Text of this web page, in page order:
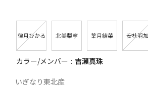
カラー/メンバー 吉瀬真珠
いぎなり東北産